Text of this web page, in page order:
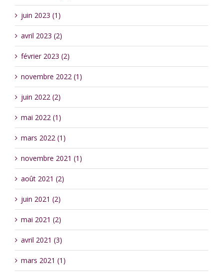
juin 2023 (1)
avril 2023 (2)
février 2023 (2)
novembre 2022 (1)
juin 2022 (2)
mai 2022 (1)
mars 2022 (1)
novembre 2021 (1)
août 2021 (2)
juin 2021 (2)
mai 2021 (2)
avril 2021 (3)
mars 2021 (1)